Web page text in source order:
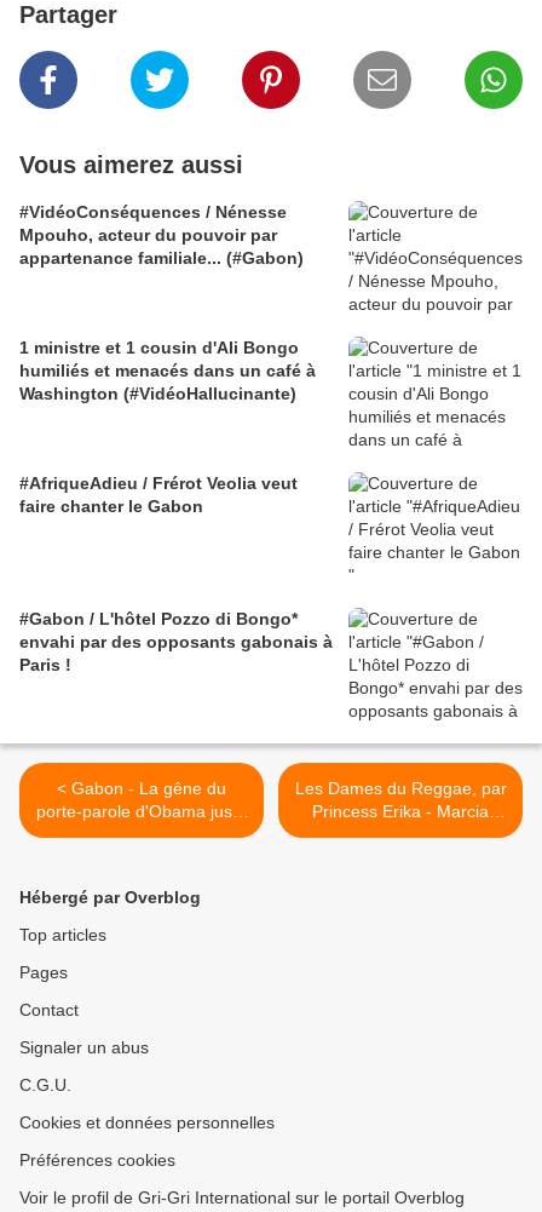
Partager
Vous aimerez aussi
#VidéoConséquences / Nénesse
Mpouho, acteur du pouvoir par
appartenance familiale... (#Gabon)
1 ministre et 1 cousin d'Ali Bongo
humiliés et menacés dans un café à
Washington (#VidéoHallucinante)
#AfriqueAdieu / Frérot Veolia veut
faire chanter le Gabon
#Gabon / L'hôtel Pozzo di Bongo*
envahi par des opposants gabonais à
Paris !
< Gabon - La gêne du
porte-parole d'Obama juste
après la rencontre avec Ali
Les Dames du Reggae, par
Princess Erika - Marcia
Griffiths “Stepping out of
Hébergé par Overblog
Top articles
Pages
Contact
Signaler un abus
C.G.U.
Cookies et données personnelles
Préférences cookies
Voir le profil de Gri-Gri International sur le portail Overblog